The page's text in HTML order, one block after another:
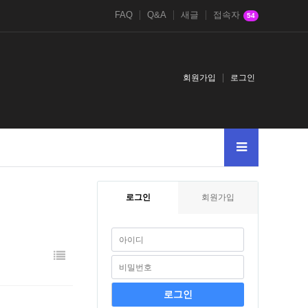
FAQ Q&A 새글 접속자 54
회원가입 로그인
로그인 회원가입